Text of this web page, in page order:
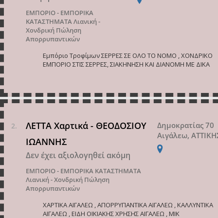
ΕΜΠΟΡΙΟ - ΕΜΠΟΡΙΚΑ
ΚΑΤΑΣΤΗΜΑΤΑΛιανική -
Χονδρική Πώληση
Απορρυπαντικών
Εμπόριο Τροφίμων ΣΕΡΡΕΣ ΣΕ ΟΛΟ ΤΟ ΝΟΜΟ , ΧΟΝΔΡΙΚΟ
ΕΜΠΟΡΙΟ ΣΤΙΣ ΣΕΡΡΕΣ, ΣΙΑΚΗΝΗΣΗ ΚΑΙ ΔΙΑΝΟΜΗ ΜΕ ΔΙΚΑ
ΛΕΤΤΑ Χαρτικά - ΘΕΟΔΟΣΙΟΥ
ΙΩΑΝΝΗΣ
Δεν έχει αξιολογηθεί ακόμη
ΕΜΠΟΡΙΟ - ΕΜΠΟΡΙΚΑ ΚΑΤΑΣΤΗΜΑΤΑ
Λιανική - Χονδρική Πώληση
Απορρυπαντικών
Δημοκρατίας 70
Αιγάλεω,
ΧΑΡΤΙΚΑ ΑΙΓΑΛΕΩ , ΑΠΟΡΡΥΠΑΝΤΙΚΑ ΑΙΓΑΛΕΩ , ΚΑΛΛΥΝΤΙΚΑ
ΑΙΓΑΛΕΩ , ΕΙΔΗ ΟΙΚΙΑΚΗΣ ΧΡΗΣΗΣ ΑΙΓΑΛΕΩ , ΜΙΚ